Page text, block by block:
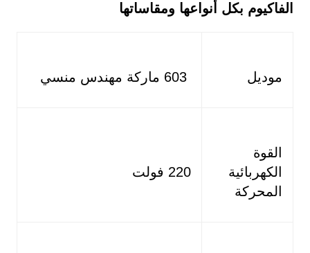
الفاكيوم بكل أنواعها ومقاساتها
موديل
القوة
الكهربائية
المحركة
220 فولت